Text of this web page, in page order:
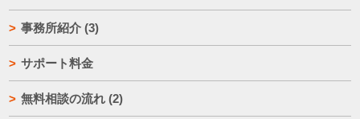
事務所紹介 (3)
サポート料金
無料相談の流れ (2)